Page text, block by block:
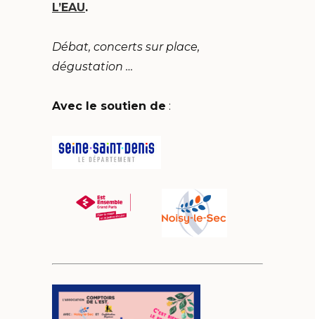
L’EAU.
Débat, concerts sur place,
dégustation …
Avec le soutien de :